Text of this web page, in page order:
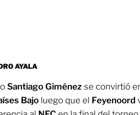
AYALA
Santiago Giménez se convirtió
Bajo luego que el Feyenoord